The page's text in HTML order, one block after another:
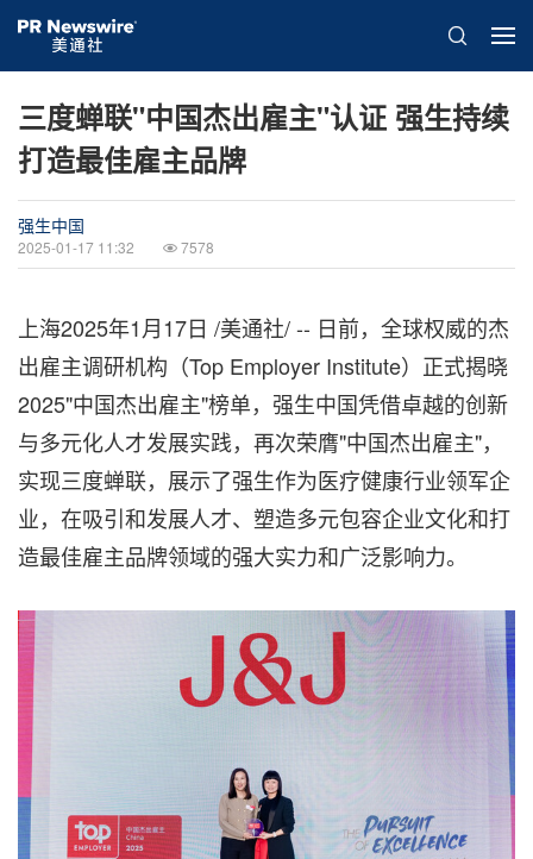
三度蝉联"中国杰出雇主"认证 强生持续
打造最佳雇主品牌
强生中国
2025-01-17 11:32 7578
上海2025年1月17日 /美通社/ -- 日前，全球权威的杰
出雇主调研机构（Top Employer Institute）正式揭晓
2025"中国杰出雇主"榜单，强生中国凭借卓越的创新
与多元化人才发展实践，再次荣膺"中国杰出雇主"，
实现三度蝉联，展示了强生作为医疗健康行业领军企
业，在吸引和发展人才、塑造多元包容企业文化和打
造最佳雇主品牌领域的强大实力和广泛影响力。